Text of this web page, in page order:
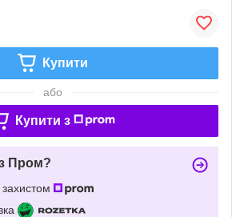
Купити
або
Купити з
Пром?